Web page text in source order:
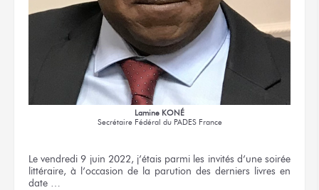
Lamine KONÉ
Secrétaire Fédéral du PADES France
Le vendredi 9 juin 2022, j’étais parmi les invités d’une soirée
littéraire, à l’occasion de la parution des derniers livres en
date …